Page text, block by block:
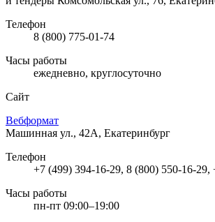
Телефон
8 (800) 775-01-74
Часы работы
ежедневно, круглосуточно
Сайт
Вебформат
Машинная ул., 42А, Екатеринбург
Телефон
+7 (499) 394-16-29, 8 (800) 550-16-29,
Часы работы
пн-пт 09:00–19:00